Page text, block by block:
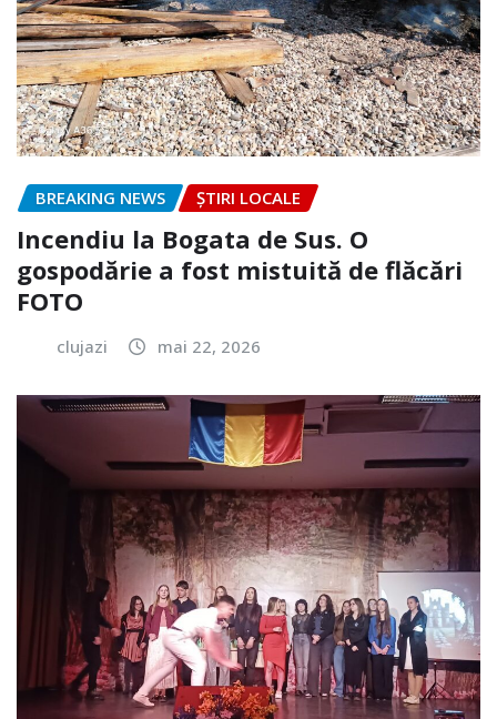
BREAKING NEWS ȘTIRI LOCALE
Incendiu la Bogata de Sus. O
gospodărie a fost mistuită de flăcări
FOTO
clujazi mai 22, 2026